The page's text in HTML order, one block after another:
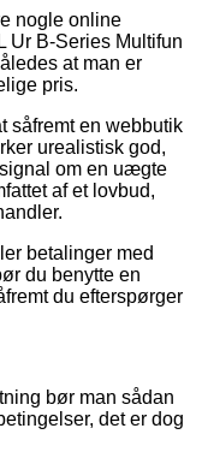
nogle online
Ur B-Series Multifun
at man er
pris.
såfremt en webbutik
urealistisk god,
om en uægte
af et lovbud,
betalinger med
du benytte en
du efterspørger
bør man sådan
det er dog